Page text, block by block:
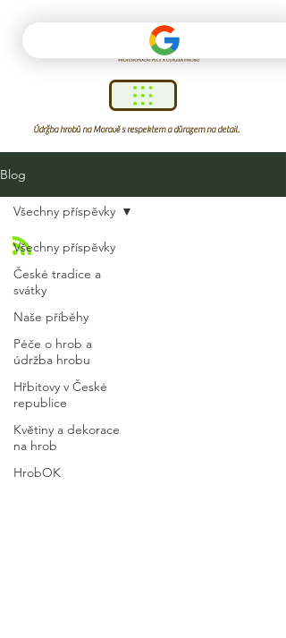
Údržba hrobů na Moravě s respektem a důrazem na detail.
Blog
Všechny příspěvky
České tradice a
svátky
Naše příběhy
Péče o hrob a
údržba hrobu
Hřbitovy v České
republice
Květiny a dekorace
na hrob
HrobOK
Všechny příspěvky